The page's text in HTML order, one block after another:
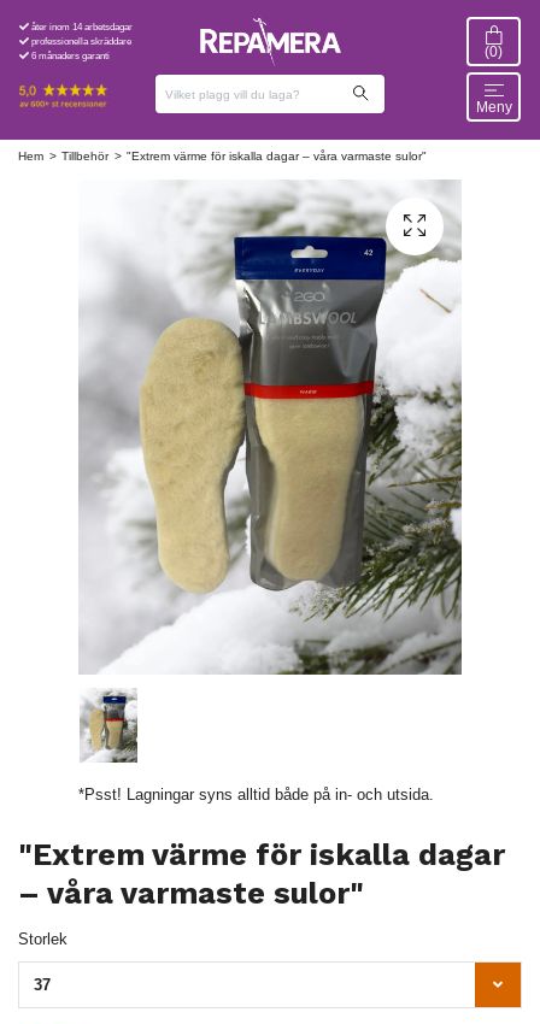
Meny
åter inom 14 arbetsdagar
professionella skräddare
6 månaders garanti
(0)
Hem Tillbehör "Extrem värme för iskalla dagar – våra varmaste sulor"
*Psst! Lagningar syns alltid både på in- och utsida.
"Extrem värme för iskalla dagar
– våra varmaste sulor"
Storlek
37